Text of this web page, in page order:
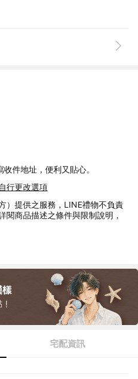
件地址，便利又貼心。
行更改選項
）提供之服務，LINE禮物不負責
閱商品描述之條件與限制說明，
宅配資訊